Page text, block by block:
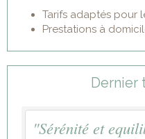
Tarifs adaptés pour
Prestations à
Dernier
"Sérénité et